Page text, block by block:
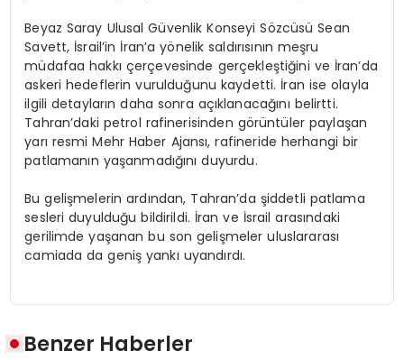
Beyaz Saray Ulusal Güvenlik Konseyi Sözcüsü Sean
Savett, İsrail’in İran’a yönelik saldırısının meşru
müdafaa hakkı çerçevesinde gerçekleştiğini ve İran’da
askeri hedeflerin vurulduğunu kaydetti. İran ise olayla
ilgili detayların daha sonra açıklanacağını belirtti.
Tahran’daki petrol rafinerisinden görüntüler paylaşan
yarı resmi Mehr Haber Ajansı, rafineride herhangi bir
patlamanın yaşanmadığını duyurdu.
Bu gelişmelerin ardından, Tahran’da şiddetli patlama
sesleri duyulduğu bildirildi. İran ve İsrail arasındaki
gerilimde yaşanan bu son gelişmeler uluslararası
camiada da geniş yankı uyandırdı.
Benzer Haberler